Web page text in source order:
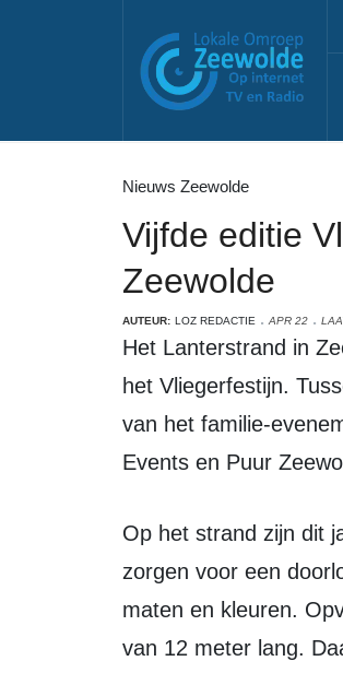
Nieuws Zeewolde
Vijfde editie
Zeewolde
AUTEUR: LOZ REDACTIE APR 22
Het Lanterstrand in Zeewolde vormt op zondag 26 april opnieuw het decor voor
het Vliegerfestijn.
van het familie-
Events en Puur
Op het strand zijn dit jaar veertien professionele vliegeraars aanwezig, die
zorgen voor een
maten en kleuren.
van 12 meter lang.